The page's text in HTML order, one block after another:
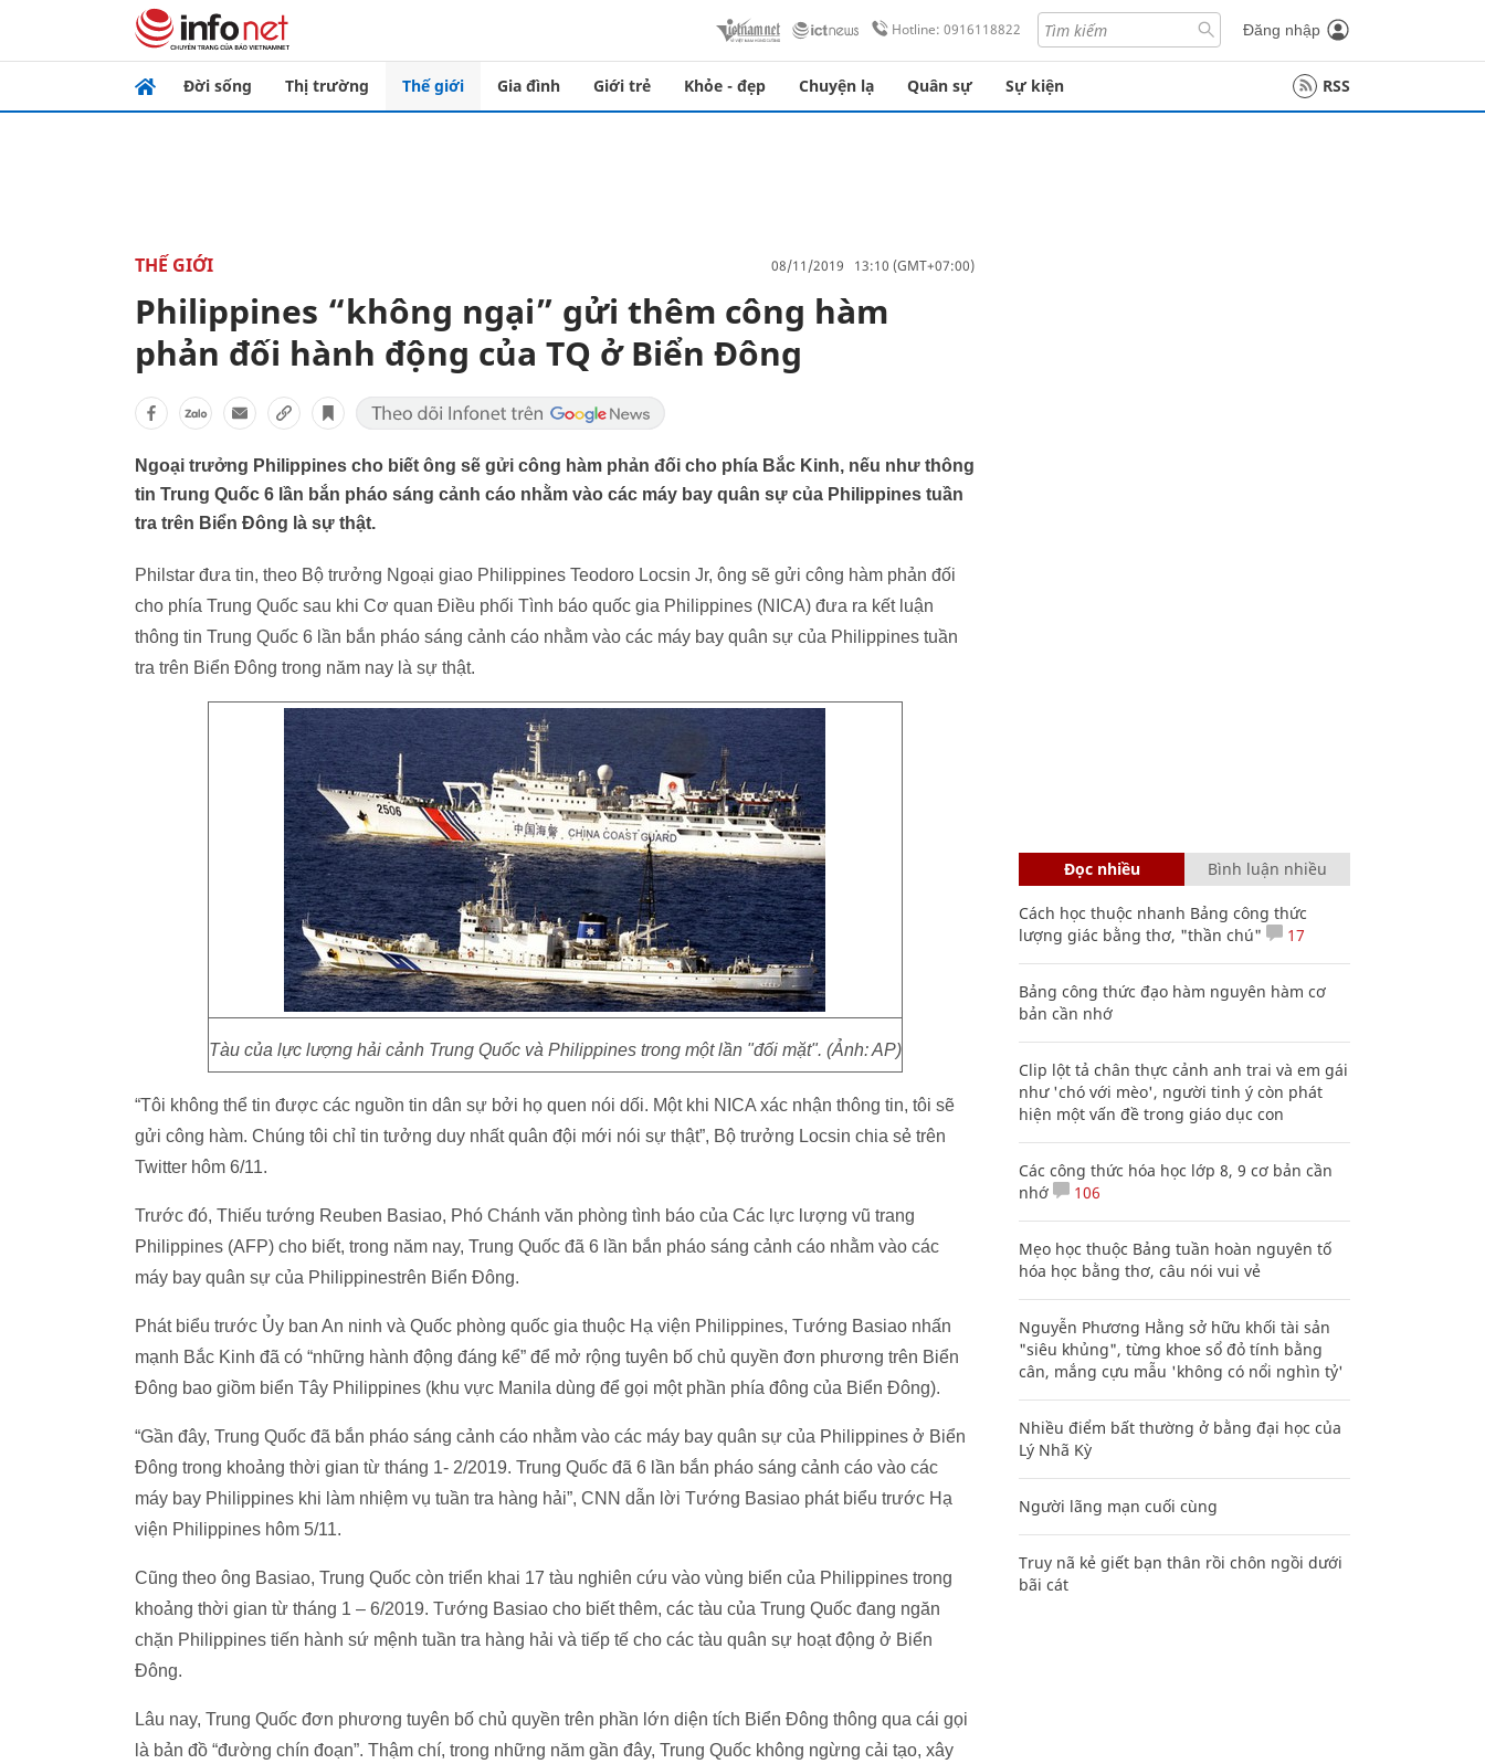
Hotline: 0916118822 Đăng nhập
Đời sống Thị trường Thế giới Gia đình Giới trẻ Khỏe - đẹp Chuyện lạ Quân sự Sự kiện RSS
THẾ GIỚI 08/11/2019 13:10 (GMT+07:00)
Philippines “không ngại” gửi thêm công hàm
phản đối hành động của TQ ở Biển Đông
Ngoại trưởng Philippines cho biết ông sẽ gửi công hàm phản đối cho phía Bắc Kinh, nếu như thông
tin Trung Quốc 6 lần bắn pháo sáng cảnh cáo nhằm vào các máy bay quân sự của Philippines tuần
tra trên Biển Đông là sự thật.
Philstar đưa tin, theo Bộ trưởng Ngoại giao Philippines Teodoro Locsin Jr, ông sẽ gửi công hàm phản đối
cho phía Trung Quốc sau khi Cơ quan Điều phối Tình báo quốc gia Philippines (NICA) đưa ra kết luận
thông tin Trung Quốc 6 lần bắn pháo sáng cảnh cáo nhằm vào các máy bay quân sự của Philippines tuần
tra trên Biển Đông trong năm nay là sự thật.
Tàu của lực lượng hải cảnh Trung Quốc và Philippines trong một lần "đối mặt". (Ảnh: AP)
“Tôi không thể tin được các nguồn tin dân sự bởi họ quen nói dối. Một khi NICA xác nhận thông tin, tôi sẽ
gửi công hàm. Chúng tôi chỉ tin tưởng duy nhất quân đội mới nói sự thật”, Bộ trưởng Locsin chia sẻ trên
Twitter hôm 6/11.
Trước đó, Thiếu tướng Reuben Basiao, Phó Chánh văn phòng tình báo của Các lực lượng vũ trang
Philippines (AFP) cho biết, trong năm nay, Trung Quốc đã 6 lần bắn pháo sáng cảnh cáo nhằm vào các
máy bay quân sự của Philippinestrên Biển Đông.
Phát biểu trước Ủy ban An ninh và Quốc phòng quốc gia thuộc Hạ viện Philippines, Tướng Basiao nhấn
mạnh Bắc Kinh đã có “những hành động đáng kể” để mở rộng tuyên bố chủ quyền đơn phương trên Biển
Đông bao giồm biển Tây Philippines (khu vực Manila dùng để gọi một phần phía đông của Biển Đông).
“Gần đây, Trung Quốc đã bắn pháo sáng cảnh cáo nhằm vào các máy bay quân sự của Philippines ở Biển
Đông trong khoảng thời gian từ tháng 1- 2/2019. Trung Quốc đã 6 lần bắn pháo sáng cảnh cáo vào các
máy bay Philippines khi làm nhiệm vụ tuần tra hàng hải”, CNN dẫn lời Tướng Basiao phát biểu trước Hạ
viện Philippines hôm 5/11.
Cũng theo ông Basiao, Trung Quốc còn triển khai 17 tàu nghiên cứu vào vùng biển của Philippines trong
khoảng thời gian từ tháng 1 – 6/2019. Tướng Basiao cho biết thêm, các tàu của Trung Quốc đang ngăn
chặn Philippines tiến hành sứ mệnh tuần tra hàng hải và tiếp tế cho các tàu quân sự hoạt động ở Biển
Đông.
Lâu nay, Trung Quốc đơn phương tuyên bố chủ quyền trên phần lớn diện tích Biển Đông thông qua cái gọi
là bản đồ “đường chín đoạn”. Thậm chí, trong những năm gần đây, Trung Quốc không ngừng cải tạo, xây
Đọc nhiều Bình luận nhiều
Cách học thuộc nhanh Bảng công thức
lượng giác bằng thơ, "thần chú"
17
Bảng công thức đạo hàm nguyên hàm cơ
bản cần nhớ
Clip lột tả chân thực cảnh anh trai và em gái
như 'chó với mèo', người tinh ý còn phát
hiện một vấn đề trong giáo dục con
Các công thức hóa học lớp 8, 9 cơ bản cần
nhớ
106
Mẹo học thuộc Bảng tuần hoàn nguyên tố
hóa học bằng thơ, câu nói vui vẻ
Nguyễn Phương Hằng sở hữu khối tài sản
"siêu khủng", từng khoe sổ đỏ tính bằng
cân, mắng cựu mẫu 'không có nổi nghìn tỷ'
Nhiều điểm bất thường ở bằng đại học của
Lý Nhã Kỳ
Người lãng mạn cuối cùng
Truy nã kẻ giết bạn thân rồi chôn ngồi dưới
bãi cát